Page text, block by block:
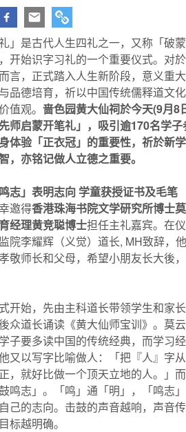
礼」是古代人生四礼之一，又称「破
开始识字习礼的一个重要仪式。对
言，正式踏入人生新阶段，意义重
品德培育，祈以中国传统儒释道文
值观。 啬色园黄大仙祠於今天(9月8
师启蒙开笔礼」，吸引逾170名学
体验「正衣冠」的重要性，祈於新
，亦铭记做人立德之重要。
鸣志」表明志向 学童获授证书及毛笔
邀得香港珠海书院文学研究所博士
经理黄竞聪博士担任主礼嘉宾。在
院李耀辉（义觉）道长, MH致辞，
敬师长和父母，希望小朋友长大後
开始，先由主科道长带领学生和家
众道长诵读《黄大仙师宝训》。莫
子要多读中国的传统经典，而学习
又以写字比喻做人：「把『人』字
，就好比做一个顶天立地的人。」
鸣志」。「鸣」通「明」，「鸣志
己的志向。击鼓的声音越响，声音
标越明确。